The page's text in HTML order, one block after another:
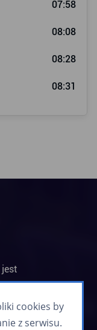
07:58
08:08
08:28
08:31
cookies by
z serwisu.